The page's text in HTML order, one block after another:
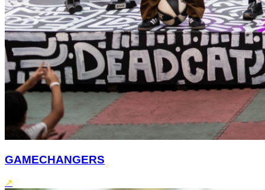
GAMECHANGERS
↗